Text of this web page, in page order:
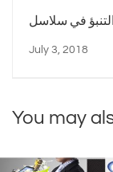
التنبؤ في سلاسل
July 3, 2018
You may